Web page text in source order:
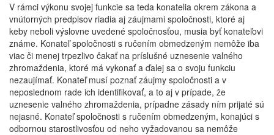
V rámci výkonu svojej funkcie sa teda konatelia okrem zákona a
vnútorných predpisov riadia aj záujmami spoločnosti, ktoré aj
keby neboli výslovne uvedené spoločnosťou, musia byť konateľovi
známe. Konateľ spoločnosti s ručením obmedzeným nemôže iba
viac či menej trpezlivo čakať na príslušné uznesenie valného
zhromaždenia, ktoré má vykonať a ďalej sa o svoju funkciu
nezaujímať. Konateľ musí poznať záujmy spoločnosti a v
neposlednom rade ich identifikovať, a to aj v prípade, že
uznesenie valného zhromaždenia, prípadne zásady ním prijaté sú
nejasné. Konateľ spoločnosti s ručením obmedzeným, konajúci s
odbornou starostlivosťou od neho vyžadovanou sa nemôže